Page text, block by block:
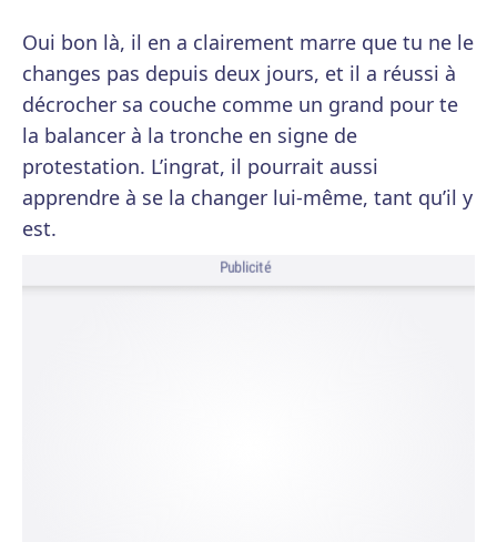
Oui bon là, il en a clairement marre que tu ne le
changes pas depuis deux jours, et il a réussi à
décrocher sa couche comme un grand pour te
la balancer à la tronche en signe de
protestation. L’ingrat, il pourrait aussi
apprendre à se la changer lui-même, tant qu’il y
est.
Publicité